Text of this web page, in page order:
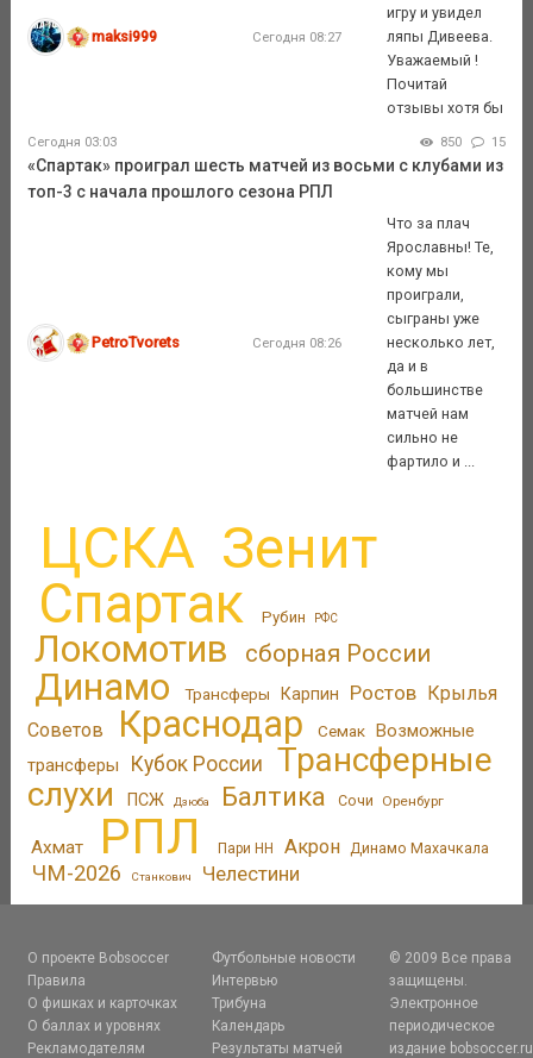
maksi999 Сегодня 08:27
игру и увидел
ляпы Дивеева.
Уважаемый !
Почитай
отзывы хотя бы
Сегодня 03:03 850 15
«Спартак» проиграл шесть матчей из восьми с клубами из
топ-3 с начала прошлого сезона РПЛ
PetroTvorets Сегодня 08:26
Что за плач
Ярославны! Те,
кому мы
проиграли,
сыграны уже
несколько лет,
да и в
большинстве
матчей нам
сильно не
фартило и ...
ЦСКА Зенит
Спартак Рубин РФС
Локомотив сборная России
Динамо Трансферы Карпин Ростов Крылья
Советов
Краснодар Семак Возможные
трансферы
Кубок России
Трансферные
слухи
ПСЖ Дзюба Балтика Сочи Оренбург
Ахмат РПЛ Пари НН Акрон Динамо Махачкала
ЧМ-2026 Станкович Челестини
О проекте Bobsoccer
Правила
О фишках и карточках
О баллах и уровнях
Рекламодателям
Футбольные новости
Интервью
Трибуна
Календарь
Результаты матчей
© 2009 Все права
защищены.
Электронное
периодическое
издание bobsoccer.ru